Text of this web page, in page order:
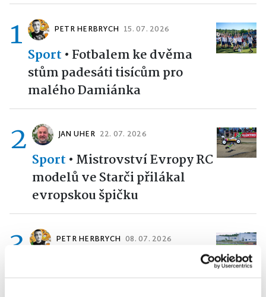
1 PETR HERBRYCH 15. 07. 2026
Sport • Fotbalem ke dvěma
stům padesáti tisícům pro
malého Damiánka
2 JAN UHER 22. 07. 2026
Sport • Mistrovství Evropy RC
modelů ve Starči přilákal
evropskou špičku
3 PETR HERBRYCH 08. 07. 2026
Branky, body a pomoc
pro nemocného Damiánka